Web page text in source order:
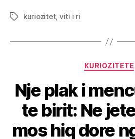
Tagskuriozitet, viti i ri
KURIOZITETE
Nje plak i
te birit: Ne
mos hiq dore